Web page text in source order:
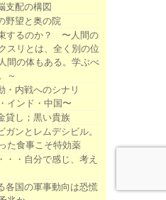
支配の構図
野望と奥の院
するのか？ 〜人間の
スリとは、全く別の位
間の体もある。学ぶべ
～
・内戦へのシナリ
インド・中国〜
貸し；黒い貴族
ガンとレムデシビル。
た食事こそ特効薬
・・自分で感じ、考え
各国の軍事動向は恐慌